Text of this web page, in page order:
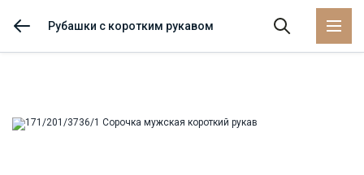
Рубашки с коротким рукавом